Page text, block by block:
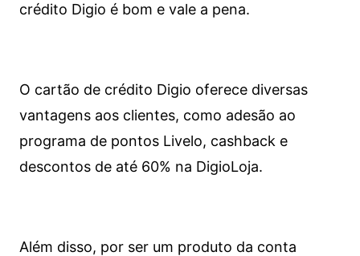
crédito Digio é bom e vale a pena.
O cartão de crédito Digio oferece diversas
vantagens aos clientes, como adesão ao
programa de pontos Livelo, cashback e
descontos de até 60% na DigioLoja.
Além disso, por ser um produto da conta